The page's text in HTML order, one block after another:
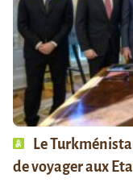
Le
de voyager aux